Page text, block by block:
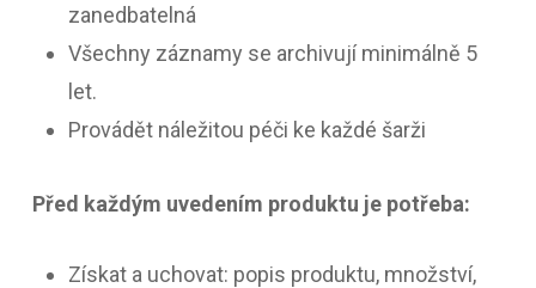
zanedbatelná
Všechny záznamy se archivují minimálně 5
let.
Provádět náležitou péči ke každé šarži
Před každým uvedením produktu je potřeba:
Získat a uchovat: popis produktu, množství,